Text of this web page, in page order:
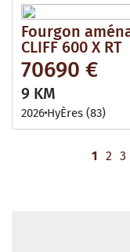
Fourgon
CLIFF 600 X RT
70690 €
9 KM
2026 HyÈres (83)
1 2 3